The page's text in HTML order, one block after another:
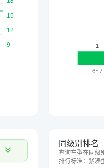
同级别排名
查询车型在同级
排行标准：紧凑